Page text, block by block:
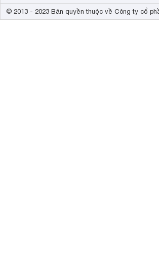
© 2013 - 2023 Bản quyền thuộc về Công ty cổ